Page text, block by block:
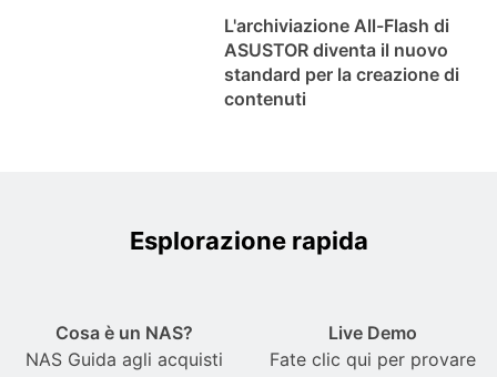
L'archiviazione All-Flash di
ASUSTOR diventa il nuovo
standard per la creazione di
contenuti
Esplorazione rapida
Cosa è un NAS?
NAS Guida agli acquisti
Live Demo
Fate clic qui per provare